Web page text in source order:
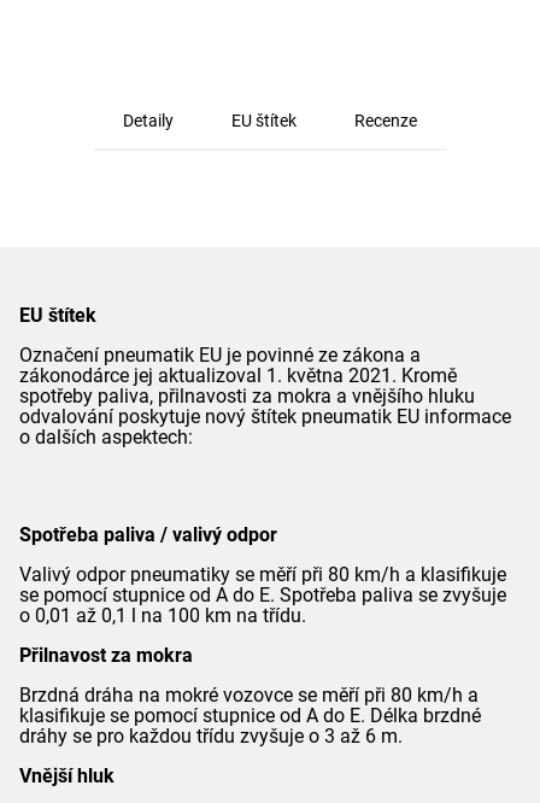
Detaily EU štítek Recenze
EU štítek
Označení pneumatik EU je povinné ze zákona a
zákonodárce jej aktualizoval 1. května 2021. Kromě
spotřeby paliva, přilnavosti za mokra a vnějšího hluku
odvalování poskytuje nový štítek pneumatik EU informace
o dalších aspektech:
Spotřeba paliva / valivý odpor
Valivý odpor pneumatiky se měří při 80 km/h a klasifikuje
se pomocí stupnice od A do E. Spotřeba paliva se zvyšuje
o 0,01 až 0,1 l na 100 km na třídu.
Přilnavost za mokra
Brzdná dráha na mokré vozovce se měří při 80 km/h a
klasifikuje se pomocí stupnice od A do E. Délka brzdné
dráhy se pro každou třídu zvyšuje o 3 až 6 m.
Vnější hluk